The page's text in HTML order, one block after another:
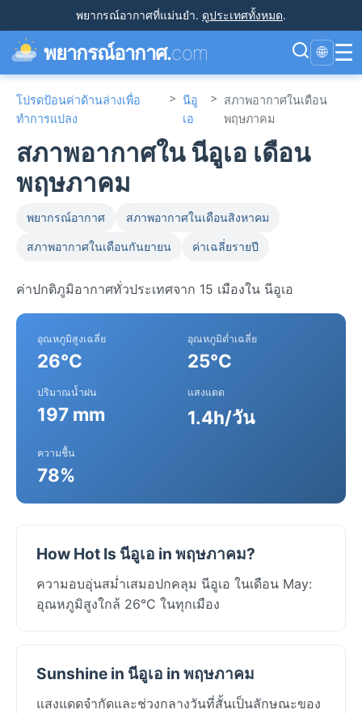
พยากรณ์อากาศที่แม่นยำ. ดูประเทศทั้งหมด.
พยากรณ์อากาศ.com 🌐 ☰
โปรดป้อนค่าด้านล่างเพื่อ
ทำการแปลง
> นีอู
เอ
> สภาพอากาศในเดือน
พฤษภาคม
สภาพอากาศใน นีอูเอ เดือน
พฤษภาคม
พยากรณ์อากาศ สภาพอากาศในเดือนสิงหาคม
สภาพอากาศในเดือนกันยายน ค่าเฉลี่ยรายปี
ค่าปกติภูมิอากาศทั่วประเทศจาก 15 เมืองใน นีอูเอ
อุณหภูมิสูงเฉลี่ย
26°C
อุณหภูมิต่ำเฉลี่ย
25°C
ปริมาณน้ำฝน
197 mm
แสงแดด
1.4h/วัน
ความชื้น
78%
How Hot Is นีอูเอ in พฤษภาคม?
ความอบอุ่นสม่ำเสมอปกคลุม นีอูเอ ในเดือน May:
อุณหภูมิสูงใกล้ 26°C ในทุกเมือง
Sunshine in นีอูเอ in พฤษภาคม
แสงแดดจำกัดและช่วงกลางวันที่สั้นเป็นลักษณะของ